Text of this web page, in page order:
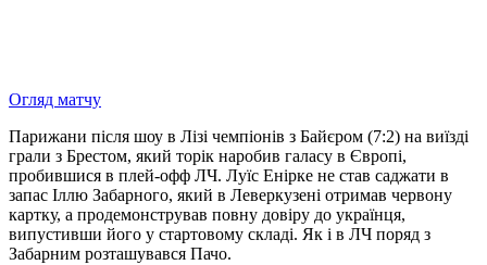
Огляд матчу
Парижани після шоу в Лізі чемпіонів з Байєром (7:2) на виїзді
грали з Брестом, який торік наробив галасу в Європі,
пробившися в плей-офф ЛЧ. Луїс Енірке не став саджати в
запас Іллю Забарного, який в Леверкузені отримав червону
картку, а продемонстрував повну довіру до українця,
випустивши його у стартовому складі. Як і в ЛЧ поряд з
Забарним розташувався Пачо.